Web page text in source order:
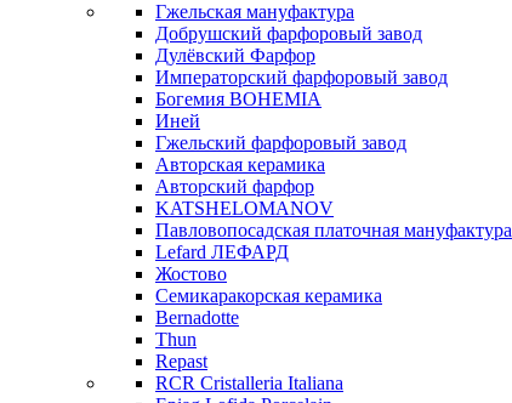
Гжельская мануфактура
Добрушский фарфоровый завод
Дулёвский Фарфор
Императорский фарфоровый завод
Богемия BOHEMIA
Иней
Гжельский фарфоровый завод
Авторская керамика
Авторский фарфор
KATSHELOMANOV
Павловопосадская платочная мануфактура
Lefard ЛЕФАРД
Жостово
Семикаракорская керамика
Bernadotte
Thun
Repast
RCR Cristalleria Italiana